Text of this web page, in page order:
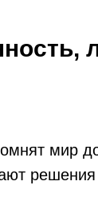
мир